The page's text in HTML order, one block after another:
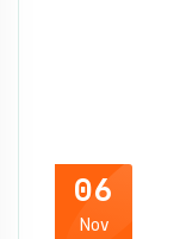
06
Nov